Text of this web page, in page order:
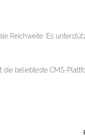
Reichweite. Es
die beliebteste CMS-